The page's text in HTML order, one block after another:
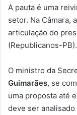
A pauta é uma
setor. Na Câmara,
articulação do
(Republicanos-PB).
O ministro da
Guimarães, se
uma proposta até
deve ser